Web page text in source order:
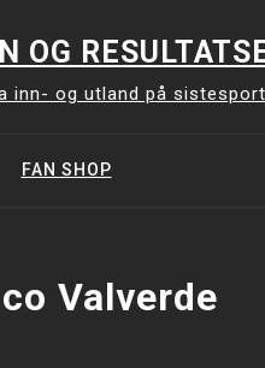
OG
inn- og utland på
FAN SHOP
Valverde